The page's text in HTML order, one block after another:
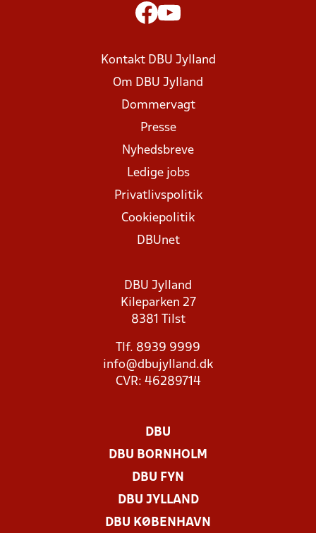
Kontakt DBU Jylland
Om DBU Jylland
Dommervagt
Presse
Nyhedsbreve
Ledige jobs
Privatlivspolitik
Cookiepolitik
DBUnet
DBU Jylland
Kileparken 27
8381 Tilst
Tlf. 8939 9999
info@dbujylland.dk
CVR: 46289714
DBU
DBU BORNHOLM
DBU FYN
DBU JYLLAND
DBU KØBENHAVN